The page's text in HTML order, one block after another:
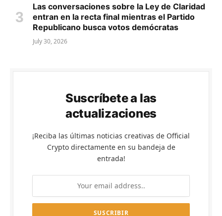
Las conversaciones sobre la Ley de Claridad
entran en la recta final mientras el Partido
Republicano busca votos demócratas
July 30, 2026
Suscríbete a las
actualizaciones
¡Reciba las últimas noticias creativas de Official
Crypto directamente en su bandeja de
entrada!